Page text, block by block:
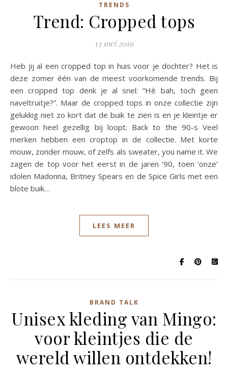
TRENDS
Trend: Cropped tops
13 mei 2019
Heb jij al een cropped top in huis voor je dochter? Het is
deze zomer één van de meest voorkomende trends. Bij
een cropped top denk je al snel: “Hè bah, toch geen
naveltruitje?”. Maar de cropped tops in onze collectie zijn
gelukkig niet zo kort dat de buik te zien is en je kleintje er
gewoon heel gezellig bij loopt. Back to the 90-s Veel
merken hebben een croptop in de collectie. Met korte
mouw, zonder mouw, of zelfs als sweater, you name it. We
zagen de top voor het eerst in de jaren ’90, toen ‘onze’
idolen Madonna, Britney Spears en de Spice Girls met een
blote buik…
LEES MEER
BRAND TALK
Unisex kleding van Mingo:
voor kleintjes die de
wereld willen ontdekken!